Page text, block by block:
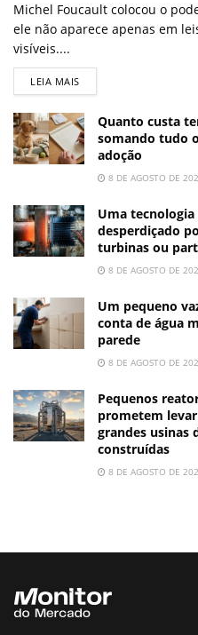
Michel Foucault colocou o
ele não aparece apenas em
visíveis....
LEIA MAIS
Quanto custa
somando tudo
adoção
8 DE AGOSTO DE
Uma
desperdiçado
turbinas ou
8 DE AGOSTO DE
Um pequeno
conta de água
parede
8 DE AGOSTO DE
Pequenos
prometem
grandes usinas
construídas
8 DE AGOSTO DE